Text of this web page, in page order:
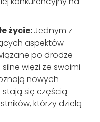
życie:Jednym z
aspektów
po drodze
więzi ze swoimi
nowych
stają się częścią
którzy dzielą